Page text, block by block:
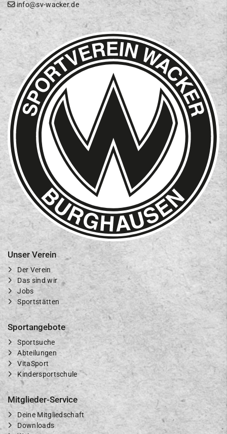
info@sv-wacker.de
Unser Verein
Der Verein
Das sind wir
Jobs
Sportstätten
Sportangebote
Sportsuche
Abteilungen
VitaSport
Kindersportschule
Mitglieder-Service
Deine Mitgliedschaft
Downloads